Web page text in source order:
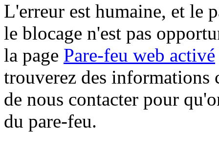
L'erreur est humaine, et le
le blocage n'est pas
la page Pare-feu web activé
trouverez des informations
de nous contacter pour
du pare-feu.